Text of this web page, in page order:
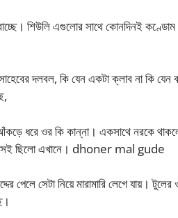
শিউলি এগুলোর সাথে কোনদিনই
দলবল, কি যেন একটা ক্লাব না কি
ধরে ওর কি কান্না। একসাথে নরকে
সই ছিলো এখানে। dhoner mal gude
পেলে সেটা নিয়ে মারামারি লেগে যায়।